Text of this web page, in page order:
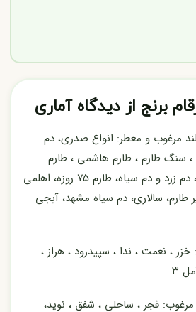
مرغوب و معطر: انواع صدری، دم
، سنگ طارم ، طارم هاشمی ، طارم
دیلمانی ، صدری رشتی، دم زرد و دم سیاه، طارم ۷۵ روزه، اهلمی
سالاری، دم سیاه مشهد، آبجی
، نعمت ، ندا ، سپیدرود ، هراز ،
فجر ، ساحلی ، شفق ، نوید،